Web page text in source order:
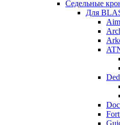
Седельные
Для